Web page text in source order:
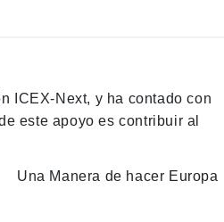
ICEX-Next, y ha contado con
este apoyo es contribuir al
Una Manera de hacer Europa